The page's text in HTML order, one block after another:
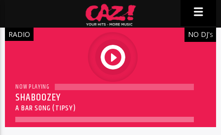
RADIO
play
NO DJ'S
NOW PLAYING
SHABOOZEY
A BAR SONG (TIPSY)